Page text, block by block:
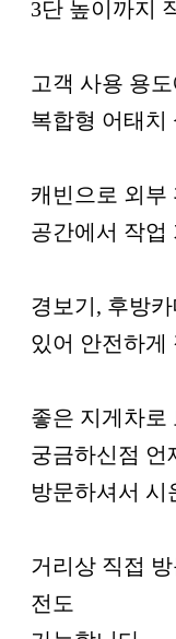
3단 높이까지
고객 사용 용
복합형 어태치
캐빈으로 외부
공간에서 작업
경보기, 후방
있어 안전하게
좋은 지게차로
궁금하신점 언
방문하셔서 시
거리상 직접
전도